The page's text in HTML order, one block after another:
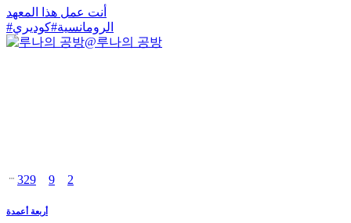
أنت عمل هذا المعهد
#
الرومانسية#كوديري
@루나의 공방
329 9 2
أربعة أعمدة